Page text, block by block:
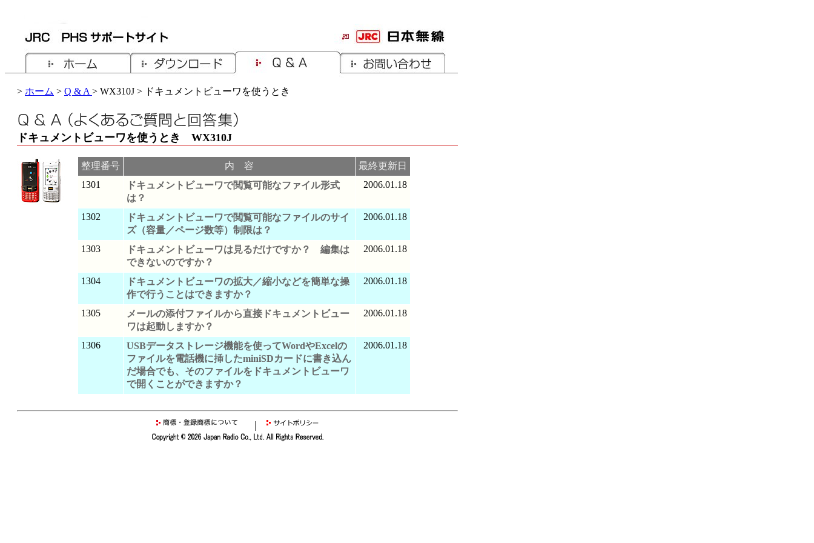
> ホーム > Q & A > WX310J > ドキュメントビューワを使うとき
ドキュメントビューワを使うとき WX310J
整理番号 内 容
最終更新日
1301
ドキュメントビューワで閲覧可能なファイル形式
は？
2006.01.18
1302
ドキュメントビューワで閲覧可能なファイルのサイ
ズ（容量／ページ数等）制限は？
2006.01.18
1303
ドキュメントビューワは見るだけですか？ 編集は
できないのですか？
2006.01.18
1304
ドキュメントビューワの拡大／縮小などを簡単な操
作で行うことはできますか？
2006.01.18
1305
メールの添付ファイルから直接ドキュメントビュー
ワは起動しますか？
2006.01.18
1306
USBデータストレージ機能を使ってWordやExcelの
ファイルを電話機に挿したminiSDカードに書き込ん
だ場合でも、そのファイルをドキュメントビューワ
で開くことができますか？
2006.01.18